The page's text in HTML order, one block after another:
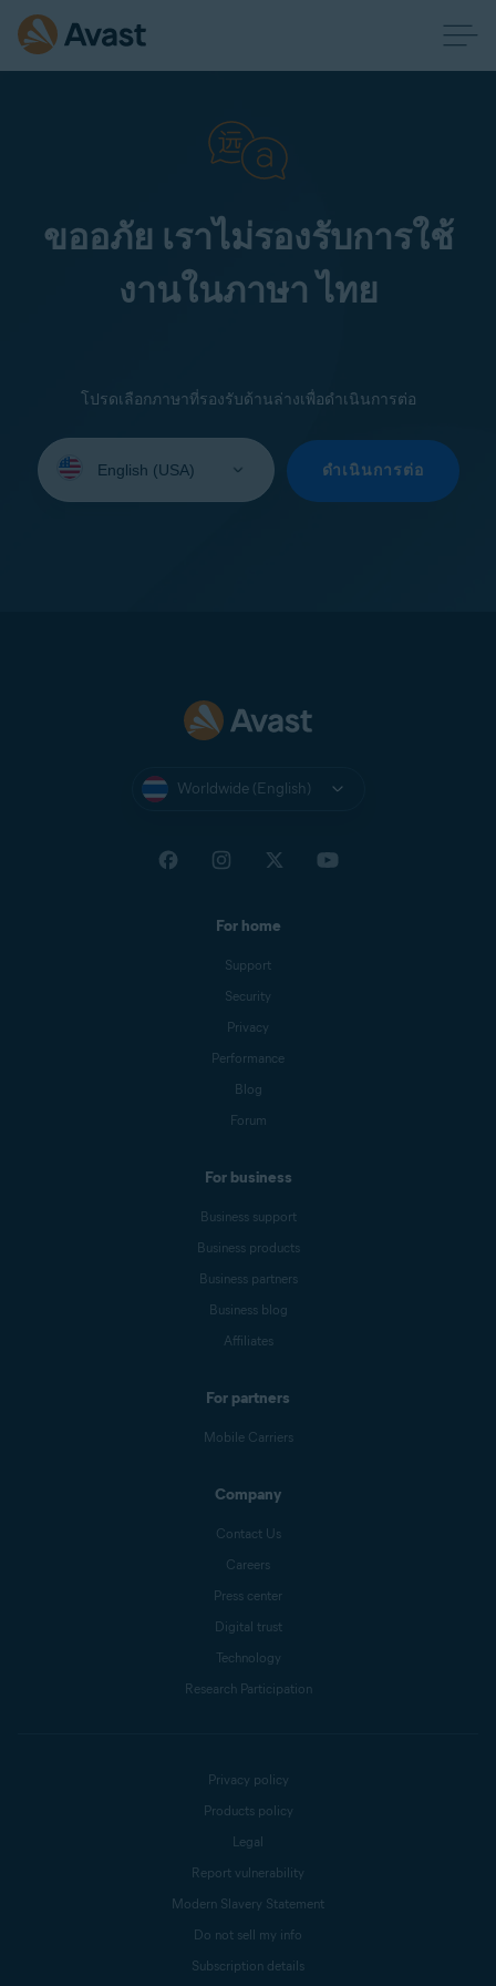
ขออภัย เราไม่รองรับการใช้
งานในภาษา ไทย
โปรดเลือกภาษาที่รองรับด้านล่างเพื่อดำเนินการต่อ
your
ดำเนินการต่อ
Worldwide (English)
For home
Support
Security
Privacy
Performance
Blog
Forum
For business
Business support
Business products
Business partners
Business blog
Affiliates
For partners
Mobile Carriers
Company
Contact Us
Careers
Press center
Digital trust
Technology
Research Participation
Privacy policy
Products policy
Legal
Report vulnerability
Modern Slavery Statement
Do not sell my info
Subscription details